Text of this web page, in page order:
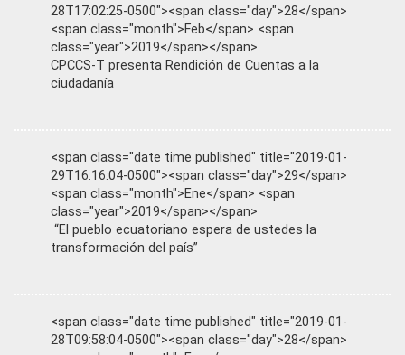
28T17:02:25-0500"><span class="day">28</span>
<span class="month">Feb</span> <span
class="year">2019</span></span>
CPCCS-T presenta Rendición de Cuentas a la
ciudadanía
<span class="date time published" title="2019-01-
29T16:16:04-0500"><span class="day">29</span>
<span class="month">Ene</span> <span
class="year">2019</span></span>
“El pueblo ecuatoriano espera de ustedes la
transformación del país”
<span class="date time published" title="2019-01-
28T09:58:04-0500"><span class="day">28</span>